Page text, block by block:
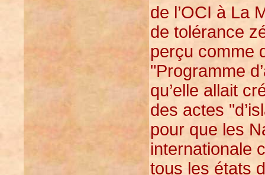
de l’OCI à La
de tolérance
perçu comme
"Programme
qu’elle allait
des actes
pour que les
internationale
tous les états